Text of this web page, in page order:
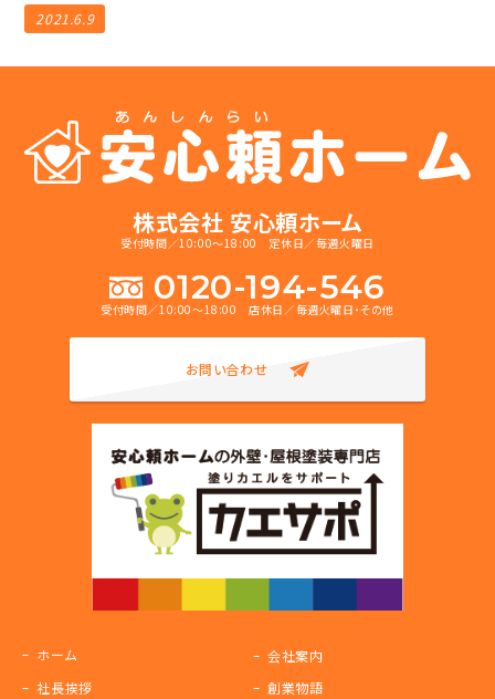
2021.6.9
株式会社 安心頼ホーム
受付時間／10:00～18:00 定休日／毎週火曜日
0120-194-546
受付時間／10:00～18:00 店休日／毎週火曜日・その他
お問い合わせ
ホーム
会社案内
社長挨拶
創業物語